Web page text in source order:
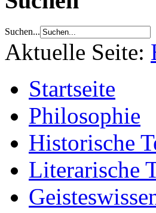
Suchen...
Aktuelle Seite:
Startseite
Philosophie
Historische
Literarische